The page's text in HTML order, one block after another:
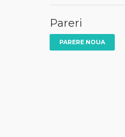
Pareri
PARERE NOUA